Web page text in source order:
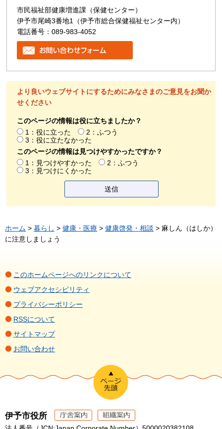
市民福祉部健康増進課（保健センター）
伊予市尾崎3番地1（伊予市総合保健福祉センター内）
電話番号：089-983-4052
より良いウェブサイトにするためにみなさまのご意見をお聞か
せください
このページの情報は役に立ちましたか？
1：役に立った
2：ふつう
3：役に立たなかった
このページの情報は見つけやすかったですか？
1：見つけやすかった
2：ふつう
3：見つけにくかった
ホーム > 暮らし > 健康・医療 > 健康啓発・相談 > 麻しん（はしか）
に注意しましょう
このホームページへのリンクについて
ウェブアクセシビリティ
プライバシーポリシー
RSSについて
サイトマップ
お問い合わせ
伊予市役所